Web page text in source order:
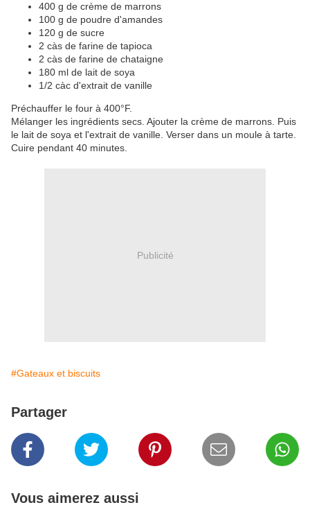
400 g de crème de marrons
100 g de poudre d'amandes
120 g de sucre
2 càs de farine de tapioca
2 càs de farine de chataigne
180 ml de lait de soya
1/2 càc d'extrait de vanille
Préchauffer le four à 400°F.
Mélanger les ingrédients secs. Ajouter la crème de marrons. Puis
le lait de soya et l'extrait de vanille. Verser dans un moule à tarte.
Cuire pendant 40 minutes.
Publicité
#Gateaux et biscuits
Partager
Vous aimerez aussi